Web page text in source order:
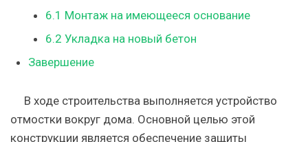
6.1 Монтаж на имеющееся основание
6.2 Укладка на новый бетон
Завершение
В ходе строительства выполняется устройство
отмостки вокруг дома. Основной целью этой
конструкции является обеспечение защиты